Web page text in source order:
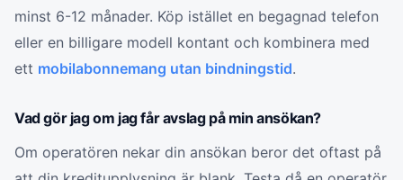
minst 6-12 månader. Köp istället en begagnad telefon
eller en billigare modell kontant och kombinera med
ett mobilabonnemang utan bindningstid.
Vad gör jag om jag får avslag på min ansökan?
Om operatören nekar din ansökan beror det oftast på